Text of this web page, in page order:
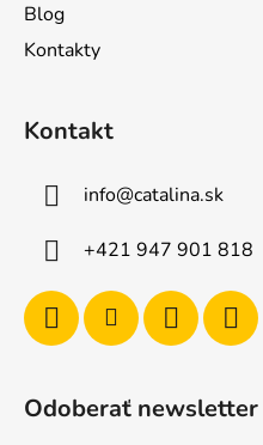
Blog
Kontakty
Kontakt
info@catalina.sk
+421 947 901 818
Odoberať newsletter